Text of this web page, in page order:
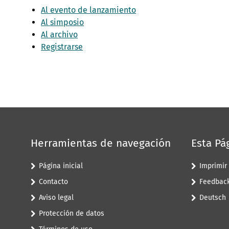
Al evento de lanzamiento
Al simposio
Al archivo
Registrarse
Herramientas de navegación
Página inicial
Contacto
Aviso legal
Protección de datos
Esta
Imprimir
Deutsch